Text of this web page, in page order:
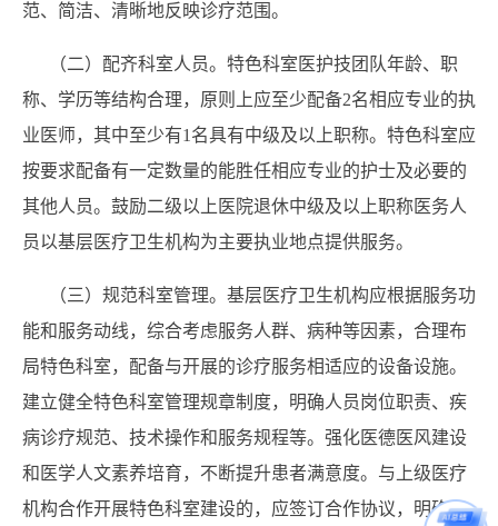
范、简洁、清晰地反映诊疗范围。
（二）配齐科室人员。特色科室医护技团队年龄、职
称、学历等结构合理，原则上应至少配备2名相应专业的执
业医师，其中至少有1名具有中级及以上职称。特色科室应
按要求配备有一定数量的能胜任相应专业的护士及必要的
其他人员。鼓励二级以上医院退休中级及以上职称医务人
员以基层医疗卫生机构为主要执业地点提供服务。
（三）规范科室管理。基层医疗卫生机构应根据服务功
能和服务动线，综合考虑服务人群、病种等因素，合理布
局特色科室，配备与开展的诊疗服务相适应的设备设施。
建立健全特色科室管理规章制度，明确人员岗位职责、疾
病诊疗规范、技术操作和服务规程等。强化医德医风建设
和医学人文素养培育，不断提升患者满意度。与上级医疗
机构合作开展特色科室建设的，应签订合作协议，明确双